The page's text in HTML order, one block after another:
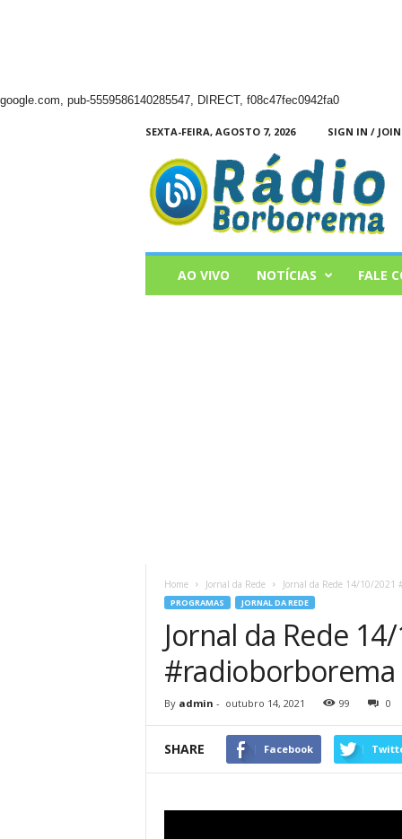
google.com, pub-5559586140285547, DIRECT, f08c47fec0942fa0
SEXTA-FEIRA, AGOSTO 7, 2026
SIGN IN / JOIN
Borborema
AO VIVO NOTÍCIAS FALE
Home Jornal da Rede Jornal da Rede 14/10/2021
PROGRAMAS JORNAL DA REDE
Jornal da Rede
#radioborborema
By admin - outubro 14, 2021 99 0
SHARE Facebook